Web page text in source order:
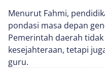
Menurut Fahmi,
pondasi masa depan
Pemerintah daerah
kesejahteraan, tetapi
guru.